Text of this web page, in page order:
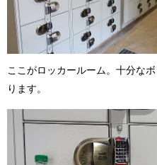
ここがロッカールーム。十分な
ります。